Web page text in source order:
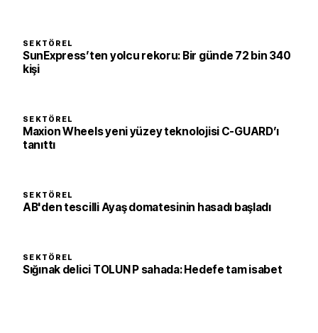
SEKTÖREL
SunExpress’ten yolcu rekoru: Bir günde 72 bin 340
kişi
SEKTÖREL
Maxion Wheels yeni yüzey teknolojisi C-GUARD’ı
tanıttı
SEKTÖREL
AB'den tescilli Ayaş domatesinin hasadı başladı
SEKTÖREL
Sığınak delici TOLUN P sahada: Hedefe tam isabet